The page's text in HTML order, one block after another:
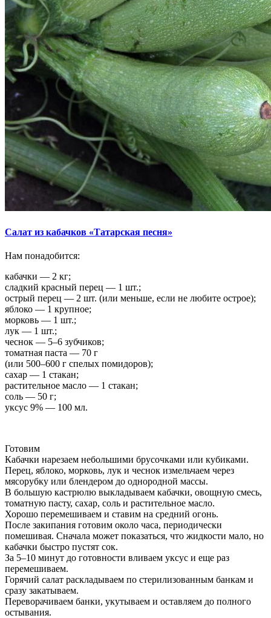
Салат из кабачков «Татарская песня»
Нам понадобится:
кабачки — 2 кг;
сладкий красный перец — 1 шт.;
острый перец — 2 шт. (или меньше, если не любите острое);
яблоко — 1 крупное;
морковь — 1 шт.;
лук — 1 шт.;
чеснок — 5–6 зубчиков;
томатная паста — 70 г
(или 500–600 г спелых помидоров);
сахар — 1 стакан;
растительное масло — 1 стакан;
соль — 50 г;
уксус 9% — 100 мл.
Готовим
Кабачки нарезаем небольшими брусочками или кубиками.
Перец, яблоко, морковь, лук и чеснок измельчаем через
мясорубку или блендером до однородной массы.
В большую кастрюлю выкладываем кабачки, овощную смесь,
томатную пасту, сахар, соль и растительное масло.
Хорошо перемешиваем и ставим на средний огонь.
После закипания готовим около часа, периодически
помешивая. Сначала может показаться, что жидкости мало, но
кабачки быстро пустят сок.
За 5–10 минут до готовности вливаем уксус и еще раз
перемешиваем.
Горячий салат раскладываем по стерилизованным банкам и
сразу закатываем.
Переворачиваем банки, укутываем и оставляем до полного
остывания.